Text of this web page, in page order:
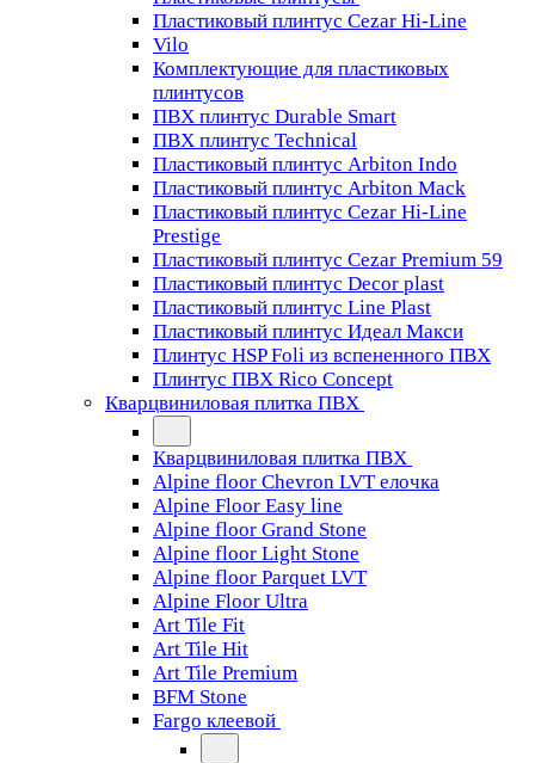
Пластиковый плинтус Cezar Hi-Line
Vilo
Комплектующие для пластиковых
плинтусов
ПВХ плинтус Durable Smart
ПВХ плинтус Technical
Пластиковый плинтус Arbiton Indo
Пластиковый плинтус Arbiton Mack
Пластиковый плинтус Cezar Hi-Line
Prestige
Пластиковый плинтус Cezar Premium 59
Пластиковый плинтус Decor plast
Пластиковый плинтус Line Plast
Пластиковый плинтус Идеал Макси
Плинтус HSP Foli из вспененного ПВХ
Плинтус ПВХ Rico Concept
Кварцвиниловая плитка ПВХ
Кварцвиниловая плитка ПВХ
Alpine floor Chevron LVT елочка
Alpine Floor Easy line
Alpine floor Grand Stone
Alpine floor Light Stone
Alpine floor Parquet LVT
Alpine Floor Ultra
Art Tile Fit
Art Tile Hit
Art Tile Premium
BFM Stone
Fargo клеевой